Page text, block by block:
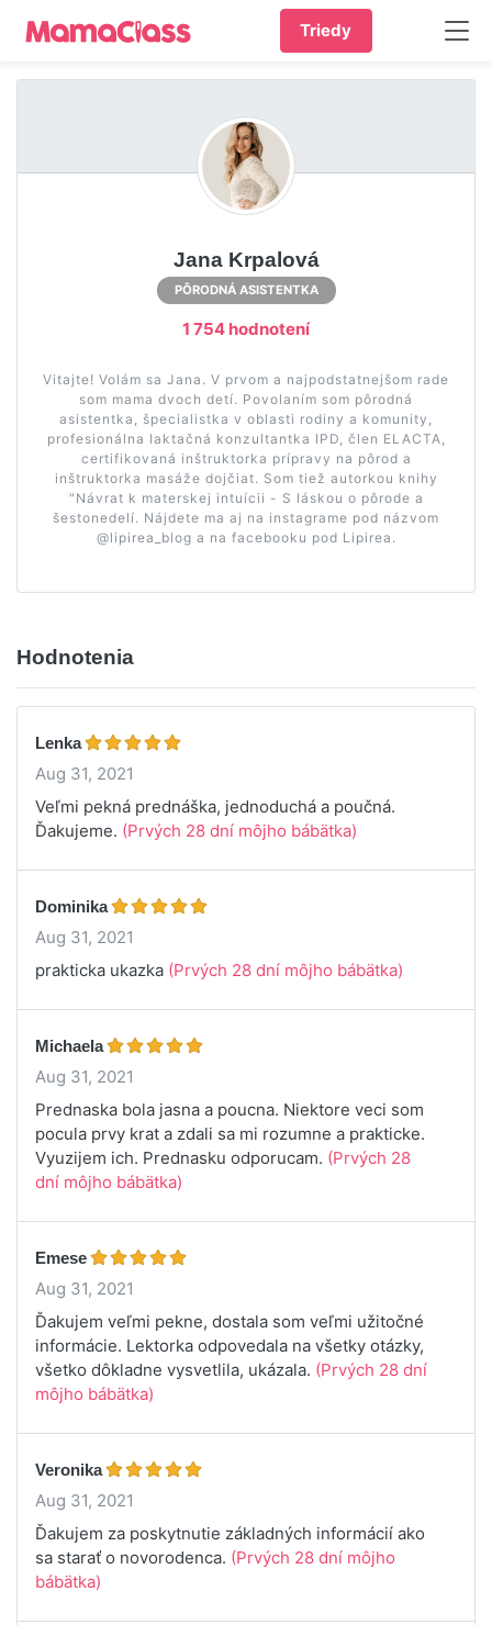
Triedy
Jana Krpalová
PÔRODNÁ ASISTENTKA
1 754 hodnotení
Vitajte! Volám sa Jana. V prvom a najpodstatnejšom rade
som mama dvoch detí. Povolaním som pôrodná
asistentka, špecialistka v oblasti rodiny a komunity,
profesionálna laktačná konzultantka IPD, člen ELACTA,
certifikovaná inštruktorka prípravy na pôrod a
inštruktorka masáže dojčiat. Som tiež autorkou knihy
"Návrat k materskej intuícii - S láskou o pôrode a
šestonedelí. Nájdete ma aj na instagrame pod názvom
@lipirea_blog a na facebooku pod Lipirea.
Hodnotenia
Lenka
Aug 31, 2021
Veľmi pekná prednáška, jednoduchá a poučná.
Ďakujeme. (Prvých 28 dní môjho bábätka)
Dominika
Aug 31, 2021
prakticka ukazka (Prvých 28 dní môjho bábätka)
Michaela
Aug 31, 2021
Prednaska bola jasna a poucna. Niektore veci som
pocula prvy krat a zdali sa mi rozumne a prakticke.
Vyuzijem ich. Prednasku odporucam. (Prvých 28
dní môjho bábätka)
Emese
Aug 31, 2021
Ďakujem veľmi pekne, dostala som veľmi užitočné
informácie. Lektorka odpovedala na všetky otázky,
všetko dôkladne vysvetlila, ukázala. (Prvých 28 dní
môjho bábätka)
Veronika
Aug 31, 2021
Ďakujem za poskytnutie základných informácií ako
sa starať o novorodenca. (Prvých 28 dní môjho
bábätka)